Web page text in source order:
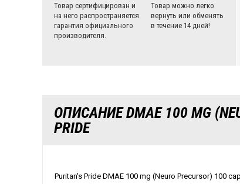
Товар сертифицирован и
на него распространяется
гарантия официального
производителя.
Товар можно легко
вернуть или обменять
в течение 14 дней!
ОПИСАНИЕ DMAE 100 MG
PRIDE
Puritan's Pride DMAE 100 mg (Neuro Precursor) 100